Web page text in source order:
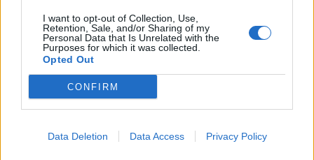
I want to opt-out of Collection, Use,
Retention, Sale, and/or Sharing of my
Personal Data that Is Unrelated with the
Purposes for which it was collected.
Opted Out
CONFIRM
Data Deletion Data Access Privacy Policy
X